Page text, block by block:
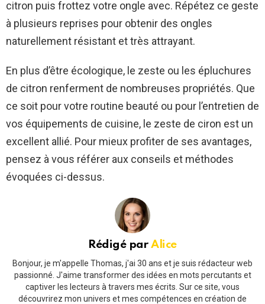
citron puis frottez votre ongle avec. Répétez ce geste
à plusieurs reprises pour obtenir des ongles
naturellement résistant et très attrayant.
En plus d’être écologique, le zeste ou les épluchures
de citron renferment de nombreuses propriétés. Que
ce soit pour votre routine beauté ou pour l’entretien de
vos équipements de cuisine, le zeste de ciron est un
excellent allié. Pour mieux profiter de ses avantages,
pensez à vous référer aux conseils et méthodes
évoquées ci-dessus.
Rédigé parAlice
Bonjour, je m'appelle Thomas, j'ai 30 ans et je suis rédacteur web
passionné. J'aime transformer des idées en mots percutants et
captiver les lecteurs à travers mes écrits. Sur ce site, vous
découvrirez mon univers et mes compétences en création de